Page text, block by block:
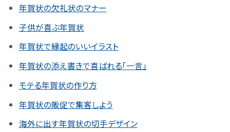
年賀状の欠礼状のマナー
子供が喜ぶ年賀状
年賀状で縁起のいいイラスト
年賀状の添え書きで喜ばれる「一言」
モテる年賀状の作り方
年賀状の販促で集客しよう
海外に出す年賀状の切手デザイン